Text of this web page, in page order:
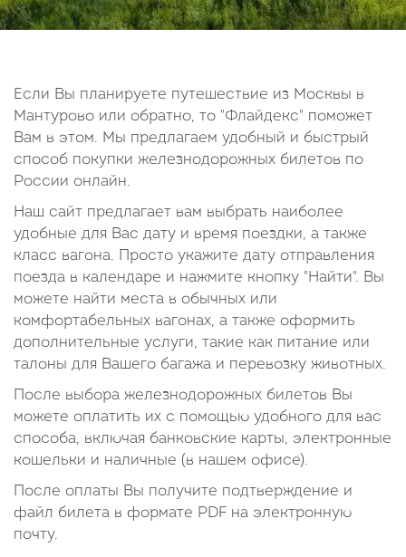
Если Вы планируете путешествие из Москвы в
Мантурово или обратно, то "Флайдекс" поможет
Вам в этом. Мы предлагаем удобный и быстрый
способ покупки железнодорожных билетов по
России онлайн.
Наш сайт предлагает вам выбрать наиболее
удобные для Вас дату и время поездки, а также
класс вагона. Просто укажите дату отправления
поезда в календаре и нажмите кнопку "Найти". Вы
можете найти места в обычных или
комфортабельных вагонах, а также оформить
дополнительные услуги, такие как питание или
талоны для Вашего багажа и перевозку животных.
После выбора железнодорожных билетов Вы
можете оплатить их с помощью удобного для вас
способа, включая банковские карты, электронные
кошельки и наличные (в нашем офисе).
После оплаты Вы получите подтверждение и
файл билета в формате PDF на электронную
почту.
14
15 16 17 18 19
20
Октябрь 2026
5
6 7 8 9 10
11
12
13 14 15 16 17
18
19
20 21 22 23
31